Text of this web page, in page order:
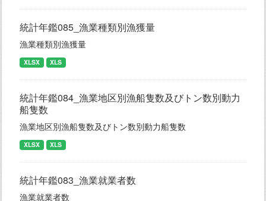
統計年鑑085_漁業種類別漁獲量
漁業種類別漁獲量
XLSX XLS
統計年鑑084_漁業地区別漁船隻数及びトン数別動力
船隻数
漁業地区別漁船隻数及びトン数別動力船隻数
XLSX XLS
統計年鑑083_漁業就業者数
漁業就業者数